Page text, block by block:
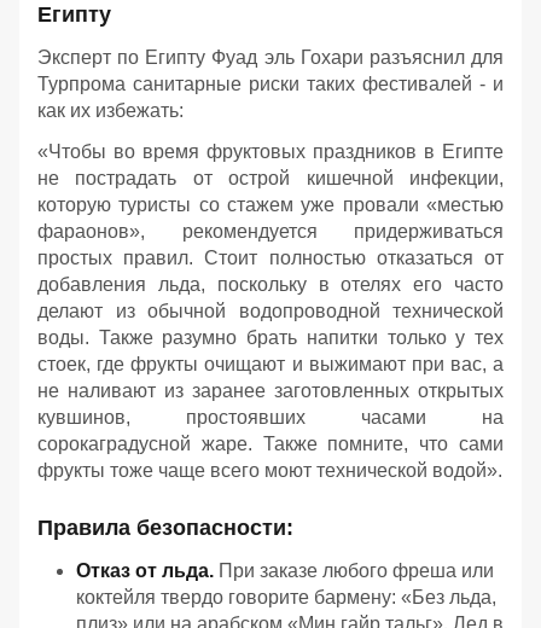
Египту
Эксперт по Египту Фуад эль Гохари разъяснил для
Турпрома санитарные риски таких фестивалей - и
как их избежать:
«Чтобы во время фруктовых праздников в Египте
не пострадать от острой кишечной инфекции,
которую туристы со стажем уже провали «местью
фараонов», рекомендуется придерживаться
простых правил. Стоит полностью отказаться от
добавления льда, поскольку в отелях его часто
делают из обычной водопроводной технической
воды. Также разумно брать напитки только у тех
стоек, где фрукты очищают и выжимают при вас, а
не наливают из заранее заготовленных открытых
кувшинов, простоявших часами на
сорокаградусной жаре. Также помните, что сами
фрукты тоже чаще всего моют технической водой».
Правила безопасности:
Отказ от льда. При заказе любого фреша или
коктейля твердо говорите бармену: «Без льда,
плиз» или на арабском «Мин гайр тальг». Лед в